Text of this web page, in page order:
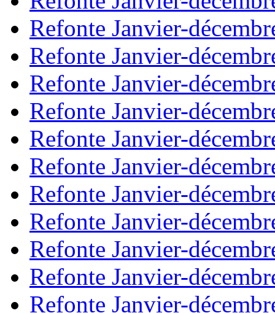
Refonte Janvier-
Refonte Janvier-
Refonte Janvier-
Refonte Janvier-
Refonte Janvier-
Refonte Janvier-
Refonte Janvier-
Refonte Janvier-
Refonte Janvier-
Refonte Janvier-
Refonte Janvier-